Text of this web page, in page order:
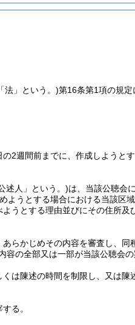
法」という。)第16条第1項の規
2週間前までに、作成しようと
述人」という。)は、当該公聴会
ようとする場合における当該区
うとする理由並びにその住所及
らかじめその内容を審査し、
容の全部又は一部が当該公聴会
は陳述の時間を制限し、又は
る。